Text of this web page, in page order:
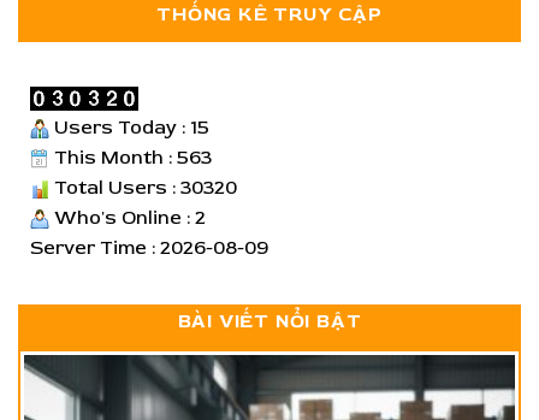
THỐNG KÊ TRUY CẬP
Users Today : 15
This Month : 563
Total Users : 30320
Who's Online : 2
Server Time : 2026-08-09
BÀI VIẾT NỔI BẬT